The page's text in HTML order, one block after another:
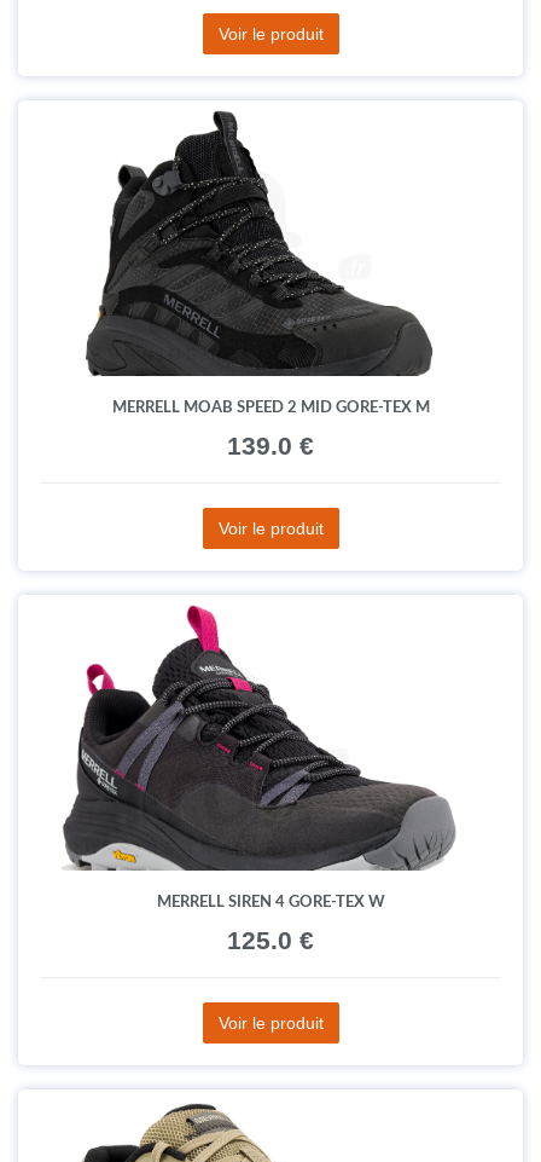
Voir le produit
MERRELL MOAB SPEED 2 MID GORE-TEX M
139.0 €
Voir le produit
MERRELL SIREN 4 GORE-TEX W
125.0 €
Voir le produit